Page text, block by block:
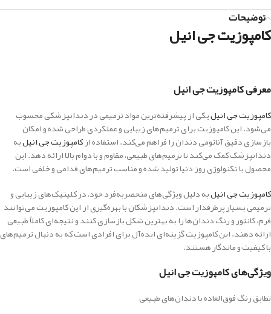
توضیحات
کامپوزیت جی انیل
معرفی کامپوزیت جی انیل
کامپوزیت جی انیلیکی از پیشرفته‌ترین مواد ترمیمی در دندانپزشکی محسوب
می‌شود. این کامپوزیت برای ترمیم‌های زیبایی و عملکردی طراحی شده و امکان
بازسازی دقیق آناتومی دندان را فراهم می‌کند. استفاده ازکامپوزیت جی انیلبه
دندانپزشک کمک می‌کند تا ترمیم‌های طبیعی، مقاوم و با دوام بالا ارائه دهد. این
محصول با تکنولوژی روز دنیا تولید شده و مناسب ترمیم‌های قدامی و خلفی است.
کامپوزیت جی انیلبه دلیل ویژگی‌های منحصربه‌فرد خود، در کلینیک‌های زیبایی و
ترمیمی بسیار پرطرفدار است. دندانپزشکان با بهره‌گیری از این کامپوزیت می‌توانند
فرم، کانتور و رنگ دندان‌ها را به بهترین شکل بازسازی کنند و نتیجه‌ای کاملاً طبیعی
ارائه دهند. این کامپوزیت گزینه‌ای ایده‌آل برای افرادی است که به دنبال ترمیم‌های
با کیفیت و ماندگار هستند.
ویژگی‌های کامپوزیت جی انیل
تطابق رنگ فوق‌العاده با دندان‌های طبیعی